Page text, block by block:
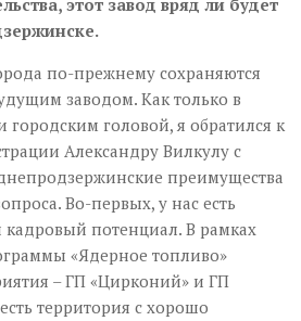
этот завод вряд ли будет
по-прежнему сохраняются
заводом. Как только в
городским головой, я обратился к
Александру Вилкулу с
преимущества
Во-первых, у нас есть
потенциал. В рамках
«Ядерное топливо»
– ГП «Цирконий» и ГП
территория с хорошо